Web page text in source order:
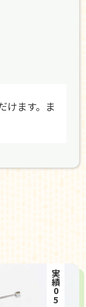
けます。ま
実績05